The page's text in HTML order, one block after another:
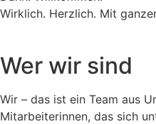
Wirklich. Herzlich. Mit
Wer wir sind
Wir – das ist ein Team aus
Mitarbeiterinnen, das sich